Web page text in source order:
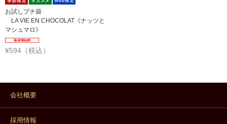
お試しプチ袋
LA VIE EN CHOCOLAT《ナッツと
マシュマロ》
¥594（税込）
会社概要
採用情報